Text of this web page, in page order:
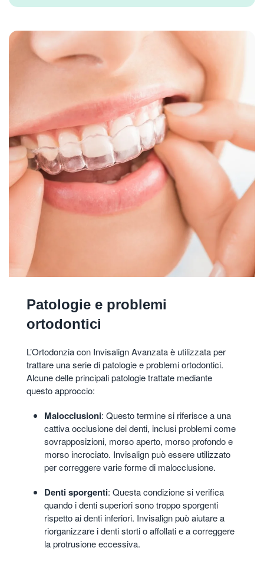
Patologie e problemi
ortodontici
L’Ortodonzia con Invisalign Avanzata è utilizzata per
trattare una serie di patologie e problemi ortodontici.
Alcune delle principali patologie trattate mediante
questo approccio:
Malocclusioni: Questo termine si riferisce a una
cattiva occlusione dei denti, inclusi problemi come
sovrapposizioni, morso aperto, morso profondo e
morso incrociato. Invisalign può essere utilizzato
per correggere varie forme di malocclusione.
Denti sporgenti: Questa condizione si verifica
quando i denti superiori sono troppo sporgenti
rispetto ai denti inferiori. Invisalign può aiutare a
riorganizzare i denti storti o affollati e a correggere
la protrusione eccessiva.